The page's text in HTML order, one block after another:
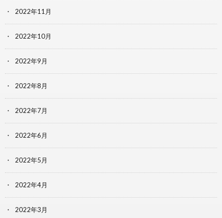
2022年11月
2022年10月
2022年9月
2022年8月
2022年7月
2022年6月
2022年5月
2022年4月
2022年3月